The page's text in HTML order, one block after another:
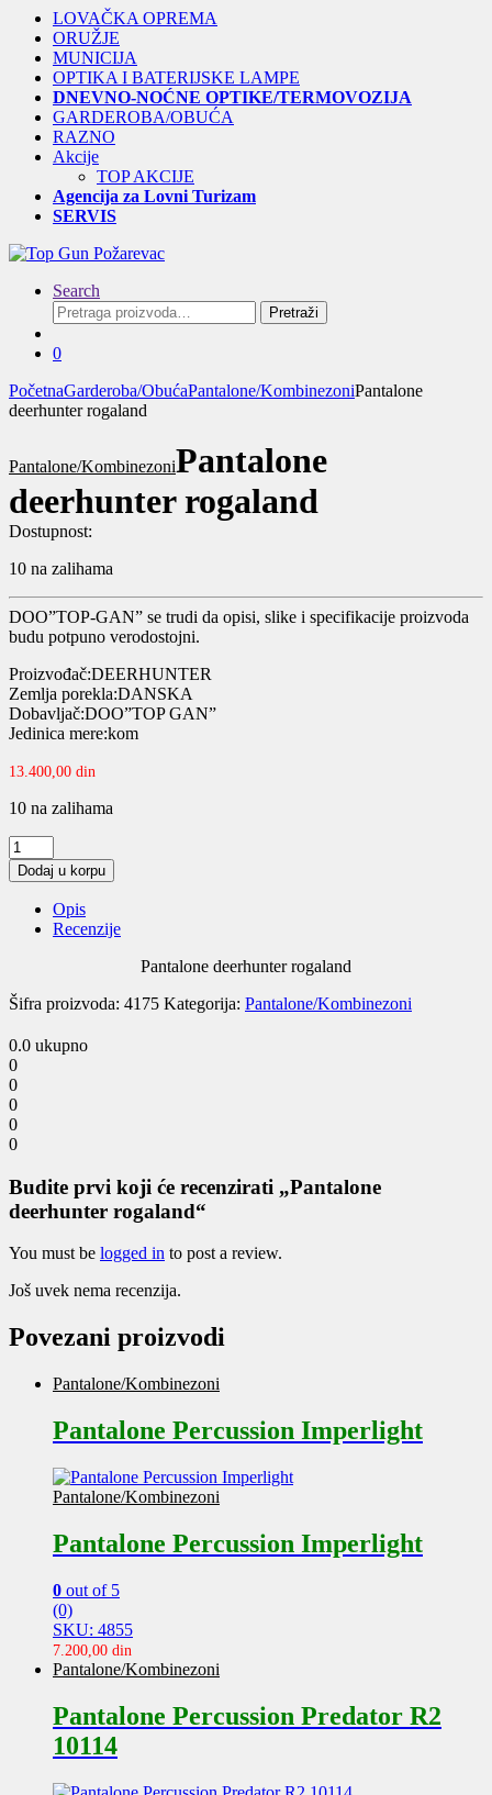
LOVAČKA OPREMA
ORUŽJE
MUNICIJA
OPTIKA I BATERIJSKE LAMPE
DNEVNO-NOĆNE OPTIKE/TERMOVOZIJA
GARDEROBA/OBUĆA
RAZNO
Akcije
TOP AKCIJE
Agencija za Lovni Turizam
SERVIS
Search
Pretraga
za:
Pretraži
0
PočetnaGarderoba/ObućaPantalone/KombinezoniPantalone
deerhunter rogaland
Pantalone/KombinezoniPantalone
deerhunter rogaland
Dostupnost:
10 na zalihama
DOO”TOP-GAN” se trudi da opisi, slike i specifikacije proizvoda
budu potpuno verodostojni.
Proizvođač:DEERHUNTER
Zemlja porekla:DANSKA
Dobavljač:DOO”TOP GAN”
Jedinica mere:kom
13.400,00 din
10 na zalihama
Pantalone
deerhunter
rogaland
quantity
Dodaj u korpu
Opis
Recenzije
Pantalone deerhunter rogaland
Šifra proizvoda: 4175 Kategorija: Pantalone/Kombinezoni
0.0 ukupno
0
0
0
0
0
Budite prvi koji će recenzirati „Pantalone
deerhunter rogaland“
You must be logged in to post a review.
Još uvek nema recenzija.
Povezani proizvodi
Pantalone/Kombinezoni
Pantalone Percussion Imperlight
Pantalone/Kombinezoni
Pantalone Percussion Imperlight
0 out of 5
(0)
SKU: 4855
7.200,00 din
Pantalone/Kombinezoni
Pantalone Percussion Predator R2
10114